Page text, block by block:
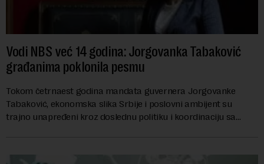
Vodi NBS već 14 godina: Jorgovanka Tabaković
građanima poklonila pesmu
Tokom četrnaest godina mandata guvernera Jorgovanke
Tabaković, ekonomska slika Srbije i poslovni ambijent su
trajno unapređeni kroz doslednu politiku i koordinaciju sa